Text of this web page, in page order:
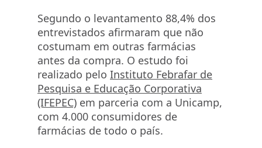
Segundo o levantamento 88,4% dos
entrevistados afirmaram que não
costumam em outras farmácias
antes da compra. O estudo foi
realizado pelo Instituto Febrafar de
Pesquisa e Educação Corporativa
(IFEPEC) em parceria com a Unicamp,
com 4.000 consumidores de
farmácias de todo o país.